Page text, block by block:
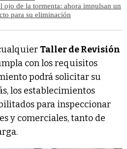
ojo de la tormenta: ahora impulsan un
para su eliminación
Taller de Revisión
con los requisitos
podrá solicitar su
los establecimientos
para inspeccionar
y comerciales, tanto de